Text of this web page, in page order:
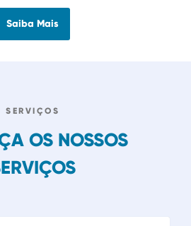
Saiba Mais
SERVIÇOS
OS NOSSOS